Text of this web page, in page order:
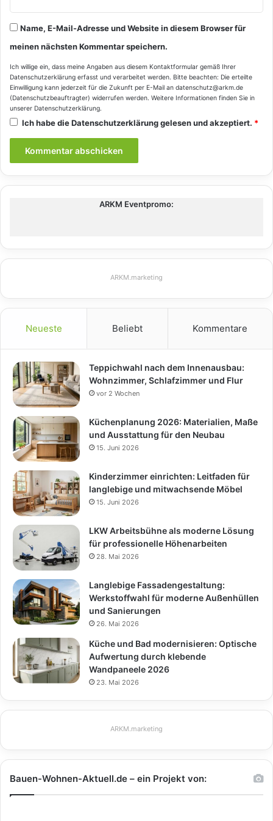
Name, E-Mail-Adresse und Website in diesem Browser für
meinen nächsten Kommentar speichern.
Ich willige ein, dass meine Angaben aus diesem Kontaktformular gemäß Ihrer
Datenschutzerklärung erfasst und verarbeitet werden. Bitte beachten: Die erteilte
Einwilligung kann jederzeit für die Zukunft per E-Mail an datenschutz@arkm.de
(Datenschutzbeauftragter) widerrufen werden. Weitere Informationen finden Sie in
unserer Datenschutzerklärung.
Ich habe dieDatenschutzerklärunggelesen und akzeptiert. *
ARKM Eventpromo:
ARKM.marketing
Neueste Beliebt Kommentare
Teppichwahl nach dem Innenausbau:
Wohnzimmer, Schlafzimmer und Flur
vor 2 Wochen
Küchenplanung 2026: Materialien, Maße
und Ausstattung für den Neubau
15. Juni 2026
Kinderzimmer einrichten: Leitfaden für
langlebige und mitwachsende Möbel
15. Juni 2026
LKW Arbeitsbühne als moderne Lösung
für professionelle Höhenarbeiten
28. Mai 2026
Langlebige Fassadengestaltung:
Werkstoffwahl für moderne Außenhüllen
und Sanierungen
26. Mai 2026
Küche und Bad modernisieren: Optische
Aufwertung durch klebende
Wandpaneele 2026
23. Mai 2026
ARKM.marketing
Bauen-Wohnen-Aktuell.de – ein Projekt von: